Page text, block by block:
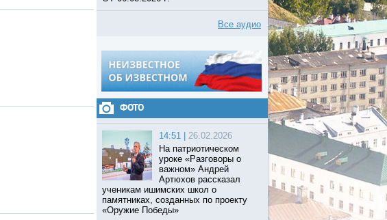
Все аудио
ФОТО
14:51 |
26.02.2026
На патриотическом
уроке «Разговоры о
важном» Андрей
Артюхов рассказал
ученикам ишимских школ о
памятниках, созданных по проекту
«Оружие Победы»